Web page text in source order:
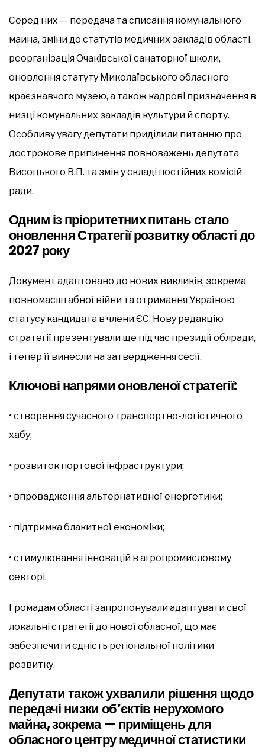
Серед них — передача та списання комунального
майна, зміни до статутів медичних закладів області,
реорганізація Очаківської санаторної школи,
оновлення статуту Миколаївського обласного
краєзнавчого музею, а також кадрові призначення в
низці комунальних закладів культури й спорту.
Особливу увагу депутати приділили питанню про
дострокове припинення повноважень депутата
Висоцького В.П. та змін у складі постійних комісій
ради.
Одним із пріоритетних питань стало
оновлення Стратегії розвитку області до
2027 року
Документ адаптовано до нових викликів, зокрема
повномасштабної війни та отримання Україною
статусу кандидата в члени ЄС. Нову редакцію
стратегії презентували ще під час президії облради,
і тепер її винесли на затвердження сесії.
Ключові напрями оновленої стратегії:
• створення сучасного транспортно-логістичного
хабу;
• розвиток портової інфраструктури;
• впровадження альтернативної енергетики;
• підтримка блакитної економіки;
• стимулювання інновацій в агропромисловому
секторі.
Громадам області запропонували адаптувати свої
локальні стратегії до нової обласної, що має
забезпечити єдність регіональної політики
розвитку.
Депутати також ухвалили рішення щодо
передачі низки об’єктів нерухомого
майна, зокрема — приміщень для
обласного центру медичної статистики